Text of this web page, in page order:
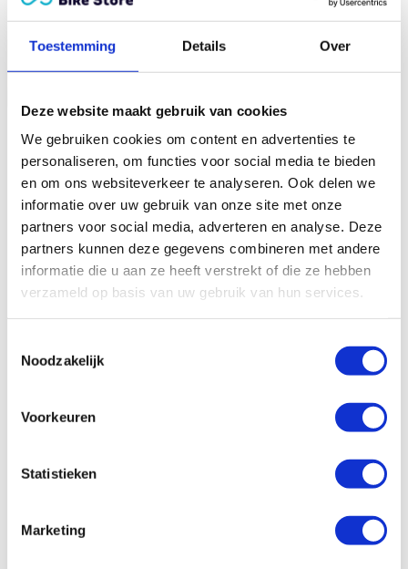
Toestemming Details Over
Deze website maakt gebruik van cookies
We gebruiken cookies om content en advertenties te
personaliseren, om functies voor social media te bieden
en om ons websiteverkeer te analyseren. Ook delen we
informatie over uw gebruik van onze site met onze
partners voor social media, adverteren en analyse. Deze
partners kunnen deze gegevens combineren met andere
informatie die u aan ze heeft verstrekt of die ze hebben
verzameld op basis van uw gebruik van hun services.
Noodzakelijk
Voorkeuren
Statistieken
Marketing